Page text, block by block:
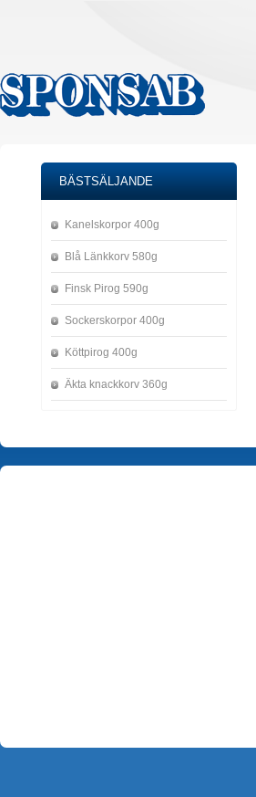
BÄSTSÄLJANDE
Kanelskorpor 400g
Blå Länkkorv 580g
Finsk Pirog 590g
Sockerskorpor 400g
Köttpirog 400g
Äkta knackkorv 360g